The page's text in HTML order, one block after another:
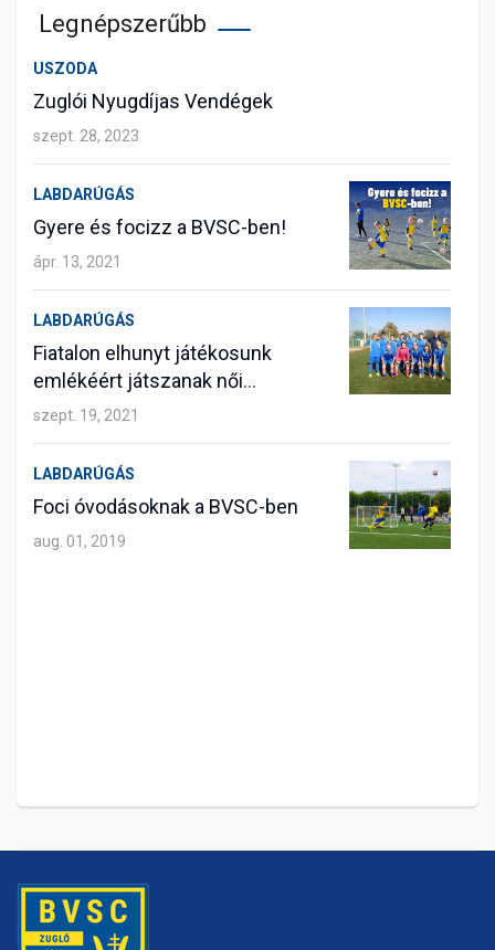
Legnépszerűbb
USZODA
Zuglói Nyugdíjas Vendégek
szept. 28, 2023
LABDARÚGÁS
Gyere és focizz a BVSC-ben!
ápr. 13, 2021
LABDARÚGÁS
Fiatalon elhunyt játékosunk
emlékéért játszanak női
labdarúgóink
szept. 19, 2021
LABDARÚGÁS
Foci óvodásoknak a BVSC-ben
aug. 01, 2019